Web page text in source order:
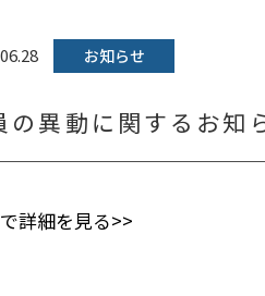
お知らせ
の異動に関するお知
詳細を見る>>